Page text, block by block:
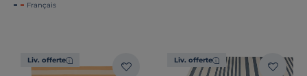
Français
Liv. offerte Liv. offerte